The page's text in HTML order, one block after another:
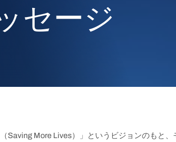
セージ
Saving More Lives）」というビジョンのもと